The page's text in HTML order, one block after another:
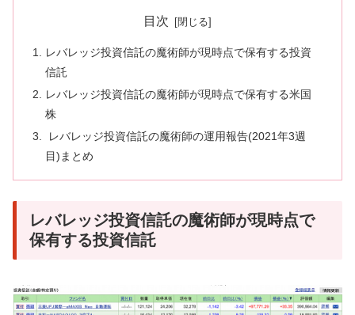
目次
レバレッジ投資信託の魔術師が現時点で保有する投資
信託
レバレッジ投資信託の魔術師が現時点で保有する米国
株
レバレッジ投資信託の魔術師の運用報告(2021年3週
目)まとめ
レバレッジ投資信託の魔術師が現時点で
保有する投資信託